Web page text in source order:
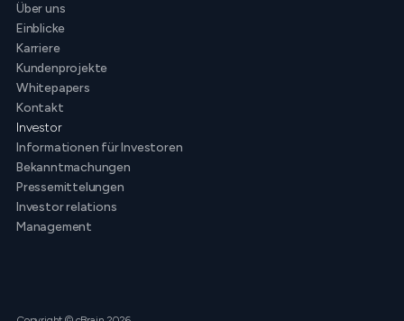
Über uns
Einblicke
Karriere
Kundenprojekte
Whitepapers
Kontakt
Investor
Informationen für Investoren
Bekanntmachungen
Pressemittelungen
Investor relations
Management